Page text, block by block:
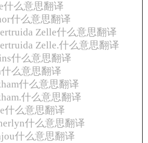
什么意思翻译
什么意思翻译
Zelle什么意思翻译
Zelle.什么意思翻译
什么意思翻译
么意思翻译
什么意思翻译
什么意思翻译
什么意思翻译
什么意思翻译
什么意思翻译